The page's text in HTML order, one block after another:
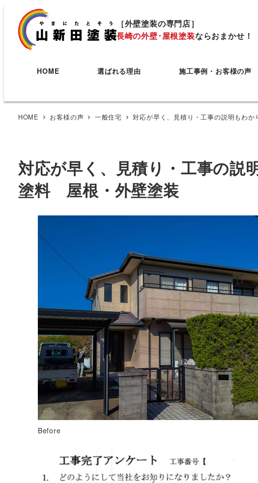
［外壁塗装の専門店］
長崎の外壁･屋根塗装ならおまかせ！
HOME 選ばれる理由 施工事例・お客様の声
HOME お客様の声 一般住宅 対応が早く、見積り・工事の説明もわ
対応が早く、見積り・工事の
塗料 屋根・外壁塗装
Before